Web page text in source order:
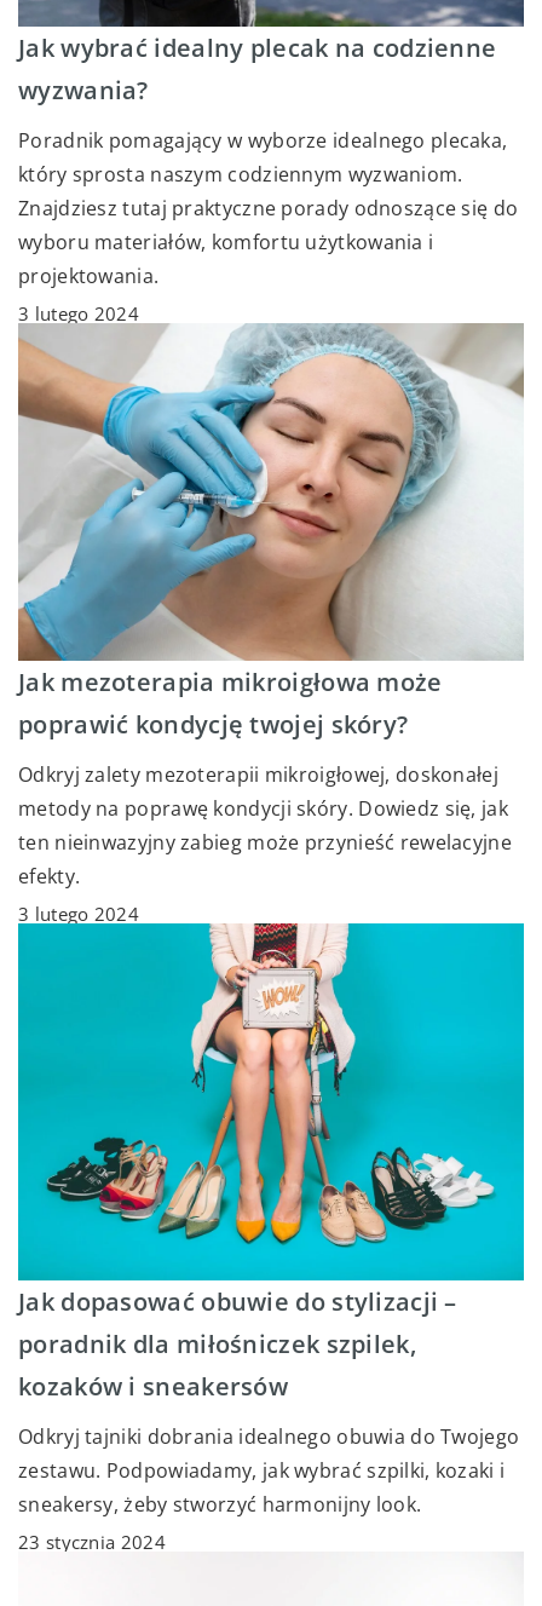
Jak wybrać idealny plecak na codzienne
wyzwania?
Poradnik pomagający w wyborze idealnego plecaka,
który sprosta naszym codziennym wyzwaniom.
Znajdziesz tutaj praktyczne porady odnoszące się do
wyboru materiałów, komfortu użytkowania i
projektowania.
3 lutego 2024
Jak mezoterapia mikroigłowa może
poprawić kondycję twojej skóry?
Odkryj zalety mezoterapii mikroigłowej, doskonałej
metody na poprawę kondycji skóry. Dowiedz się, jak
ten nieinwazyjny zabieg może przynieść rewelacyjne
efekty.
3 lutego 2024
Jak dopasować obuwie do stylizacji –
poradnik dla miłośniczek szpilek,
kozaków i sneakersów
Odkryj tajniki dobrania idealnego obuwia do Twojego
zestawu. Podpowiadamy, jak wybrać szpilki, kozaki i
sneakersy, żeby stworzyć harmonijny look.
23 stycznia 2024